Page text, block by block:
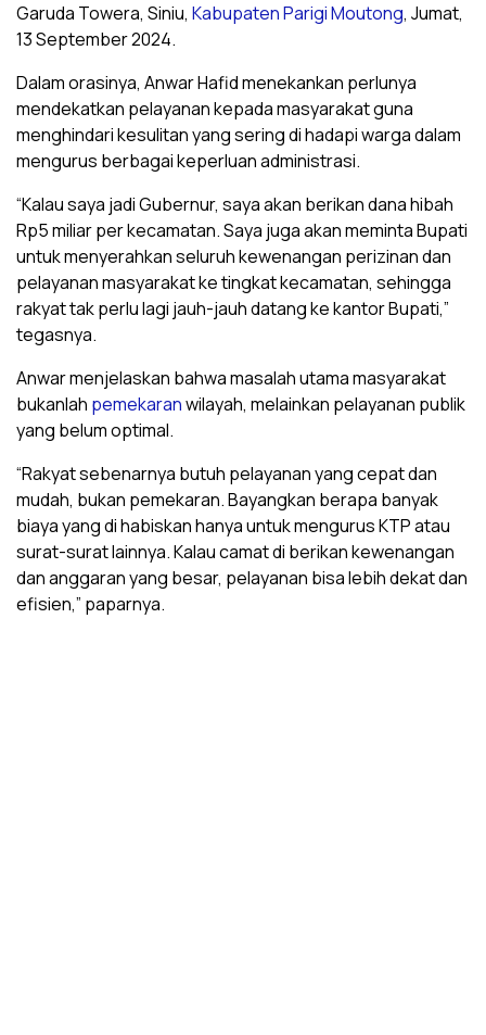
Garuda Towera, Siniu, Kabupaten Parigi Moutong, Jumat,
13 September 2024.
Dalam orasinya, Anwar Hafid menekankan perlunya
mendekatkan pelayanan kepada masyarakat guna
menghindari kesulitan yang sering di hadapi warga dalam
mengurus berbagai keperluan administrasi.
“Kalau saya jadi Gubernur, saya akan berikan dana hibah
Rp5 miliar per kecamatan. Saya juga akan meminta Bupati
untuk menyerahkan seluruh kewenangan perizinan dan
pelayanan masyarakat ke tingkat kecamatan, sehingga
rakyat tak perlu lagi jauh-jauh datang ke kantor Bupati,”
tegasnya.
Anwar menjelaskan bahwa masalah utama masyarakat
bukanlah pemekaranwilayah, melainkan pelayanan publik
yang belum optimal.
“Rakyat sebenarnya butuh pelayanan yang cepat dan
mudah, bukan pemekaran. Bayangkan berapa banyak
biaya yang di habiskan hanya untuk mengurus KTP atau
surat-surat lainnya. Kalau camat di berikan kewenangan
dan anggaran yang besar, pelayanan bisa lebih dekat dan
efisien,” paparnya.